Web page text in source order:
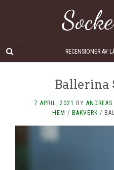
RECENSIONER AV
Ballerina
7 APRIL, 2021 BY
HEM / BAKVERK/